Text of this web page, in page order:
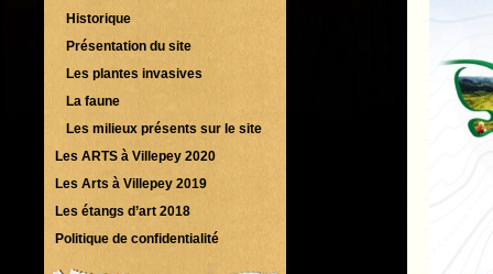
Historique
Présentation du site
Les plantes invasives
La faune
Les milieux présents sur le site
Les ARTS à Villepey 2020
Les Arts à Villepey 2019
Les étangs d’art 2018
Politique de confidentialité